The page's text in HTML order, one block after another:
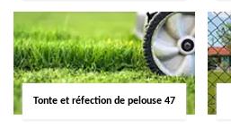
Tonte et réfection de pelouse 47